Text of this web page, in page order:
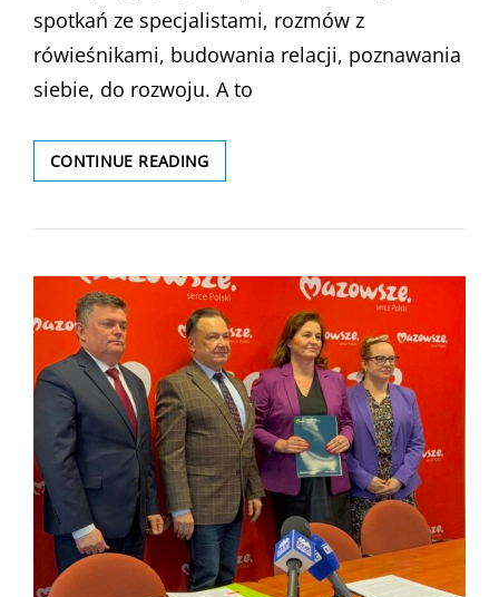
spotkań ze specjalistami, rozmów z
rówieśnikami, budowania relacji, poznawania
siebie, do rozwoju. A to
CONTINUE READINGOŚRODEK
WSPARCIA
DZIECI
MŁODZIEŻY
W
CZERWIŃSKU
NAD
WISŁĄ